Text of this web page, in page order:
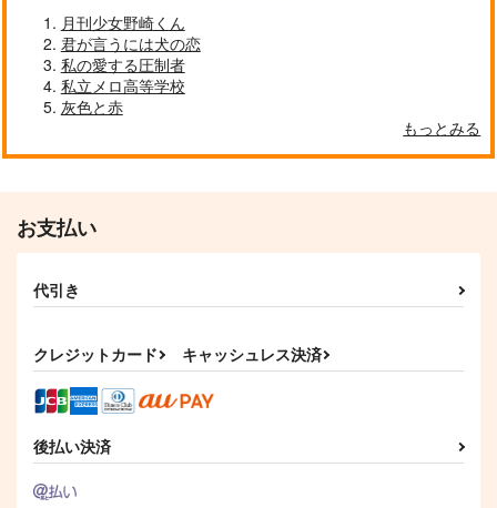
ラギー・ブッチの処
刑 3
2,672円（税込）
ラギー×女監督生
作品詳細
EGOISM.
1,257 円（税込）
フロイド×女監督生
作品詳細
月刊少女野崎くん
君が言うには犬の恋
私の愛する圧制者
私立メロ高等学校
灰色と赤
もっとみる
お支払い
代引き
クレジットカード キャッシュレス決済
後払い決済